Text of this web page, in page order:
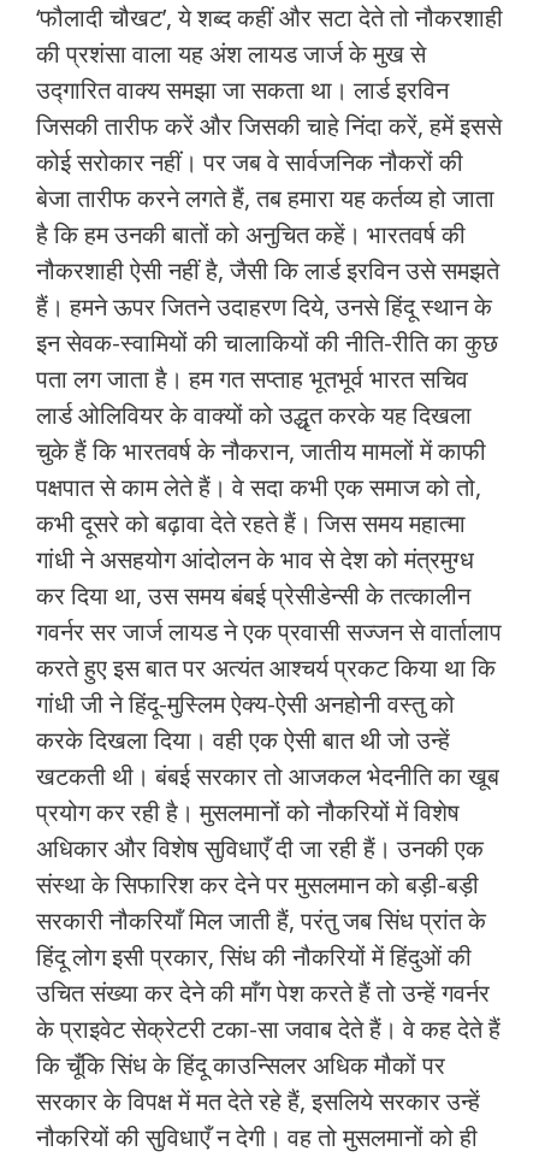
‘फौलादी चौखट’, ये शब्‍द कहीं और सटा देते तो नौकरशाही
की प्रशंसा वाला यह अंश लायड जार्ज के मुख से
उद्गारित वाक्‍य समझा जा सकता था। लार्ड इरविन
जिसकी तारीफ करें और जिसकी चाहे निंदा करें, हमें इससे
कोई सरोकार नहीं। पर जब वे सार्वजनिक नौकरों की
बेजा तारीफ करने लगते हैं, तब हमारा यह कर्तव्‍य हो जाता
है कि हम उनकी बातों को अनुचित कहें। भारतवर्ष की
नौकरशाही ऐसी नहीं है, जैसी कि लार्ड इरविन उसे समझते
हैं। हमने ऊपर जितने उदाहरण दिये, उनसे हिंदू स्‍थान के
इन सेवक-स्‍वामियों की चालाकियों की नीति-रीति का कुछ
पता लग जाता है। हम गत सप्‍ताह भूतभूर्व भारत सचिव
लार्ड ओलिवियर के वाक्‍यों को उद्धृत करके यह दिखला
चुके हैं कि भारतवर्ष के नौकरान, जातीय मामलों में काफी
पक्षपात से काम लेते हैं। वे सदा कभी एक समाज को तो,
कभी दूसरे को बढ़ावा देते रहते हैं। जिस समय महात्‍मा
गांधी ने असहयोग आंदोलन के भाव से देश को मंत्रमुग्‍ध
कर दिया था, उस समय बंबई प्रेसीडेन्‍सी के तत्‍कालीन
गवर्नर सर जार्ज लायड ने एक प्रवासी सज्‍जन से वार्तालाप
करते हुए इस बात पर अत्‍यंत आश्‍चर्य प्रकट किया था कि
गांधी जी ने हिंदू-मुस्लिम ऐक्‍य-ऐसी अनहोनी वस्‍तु को
करके दिखला दिया। वही एक ऐसी बात थी जो उन्‍हें
खटकती थी। बंबई सरकार तो आजकल भेदनीति का खूब
प्रयोग कर रही है। मुसलमानों को नौकरियों में विशेष
अधिकार और विशेष सुविधाएँ दी जा रही हैं। उनकी एक
संस्‍था के सिफारिश कर देने पर मुसलमान को बड़ी-बड़ी
सरकारी नौकरियाँ मिल जाती हैं, परंतु जब सिंध प्रांत के
हिंदू लोग इसी प्रकार, सिंध की नौकरियों में हिंदुओं की
उचित संख्‍या कर देने की माँग पेश करते हैं तो उन्‍हें गवर्नर
के प्राइवेट सेक्रेटरी टका-सा जवाब देते हैं। वे कह देते हैं
कि चूँकि सिंध के हिंदू काउन्सिलर अधिक मौकों पर
सरकार के विपक्ष में मत देते रहे हैं, इसलिये सरकार उन्‍हें
नौकरियों की सुविधाएँ न देगी। वह तो मुसलमानों को ही